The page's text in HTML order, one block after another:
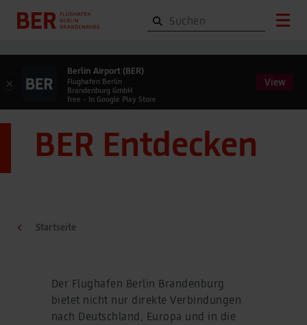
BER Entdecken
Startseite
Der Flughafen Berlin Brandenburg
bietet nicht nur direkte Verbindungen
nach Deutschland, Europa und in die
×
Berlin Airport (BER)
Flughafen Berlin
Brandenburg GmbH
free - In Google Play Store
View